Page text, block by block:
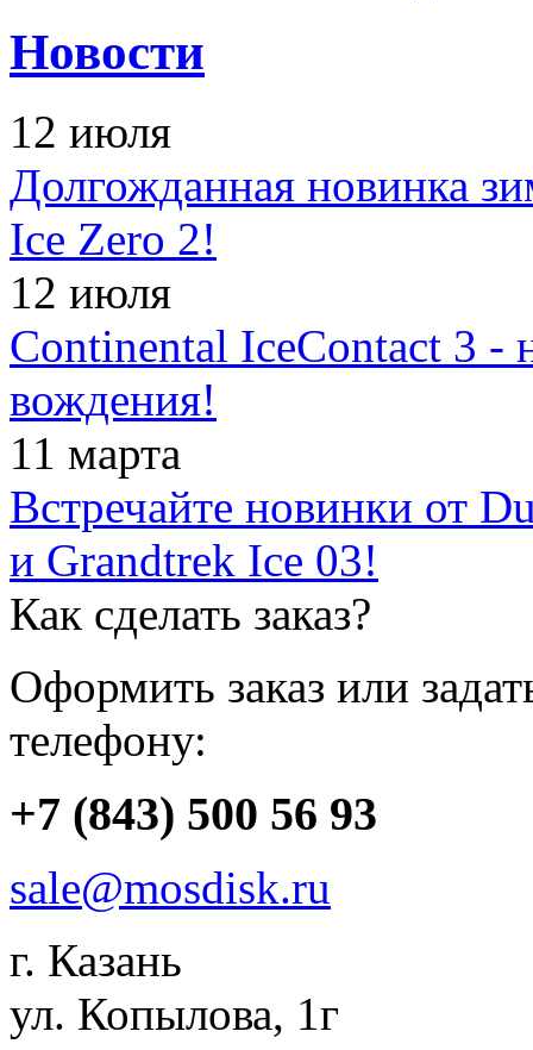
Новости
12 июля
Долгожданная новинка
Ice Zero 2!
12 июля
Continental IceContact 3 -
вождения!
11 марта
Встречайте новинки от
и Grandtrek Ice 03!
Как сделать заказ?
Оформить заказ или
телефону:
+7 (843) 500 56 93
sale@mosdisk.ru
г. Казань
ул. Копылова, 1г